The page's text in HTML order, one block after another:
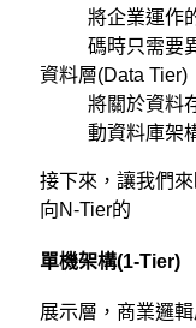
將企業運作
碼時只需要
資料層(Data Tier)
將關於資料
動資料庫架
接下來，讓我們
向N-Tier的
單機架構(1-Tier)
展示層，商業邏